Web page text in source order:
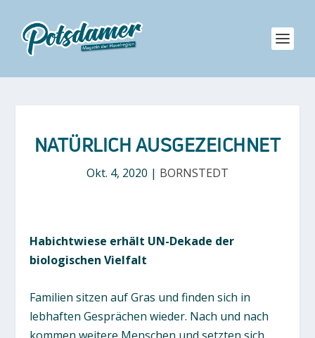
NATÜRLICH AUSGEZEICHNET
Okt. 4, 2020 | BORNSTEDT
Habichtwiese erhält UN-Dekade der
biologischen Vielfalt
Familien sitzen auf Gras und finden sich in
lebhaften Gesprächen wieder. Nach und nach
kommen weitere Menschen und setzten sich